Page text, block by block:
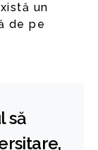
un
de pe
să